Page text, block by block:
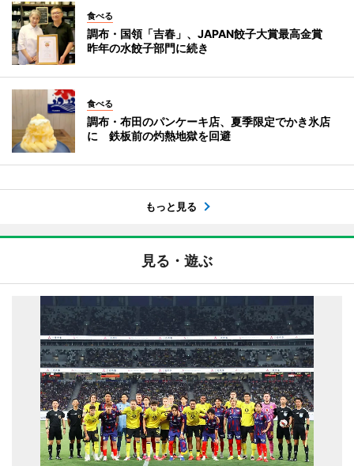
食べる
調布・国領「吉春」、JAPAN餃子大賞最高金賞
昨年の水餃子部門に続き
食べる
調布・布田のパンケーキ店、夏季限定でかき氷店
に 鉄板前の灼熱地獄を回避
もっと見る
見る・遊ぶ